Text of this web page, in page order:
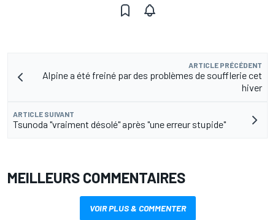
ARTICLE PRÉCÉDENT
Alpine a été freiné par des problèmes de soufflerie cet
hiver
ARTICLE SUIVANT
Tsunoda "vraiment désolé" après "une erreur stupide"
MEILLEURS COMMENTAIRES
VOIR PLUS & COMMENTER